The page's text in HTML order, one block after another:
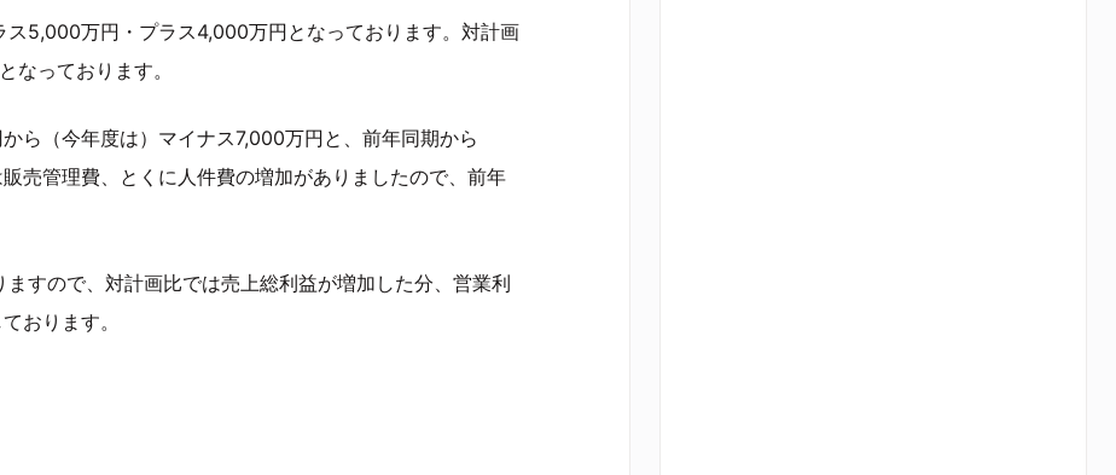
5,000万円・プラス4,000万円となっております。対計画
っております。
ら（今年度は）マイナス7,000万円と、前年同期から
売管理費、とくに人件費の増加がありましたので、前年
すので、対計画比では売上総利益が増加した分、営業利
おります。